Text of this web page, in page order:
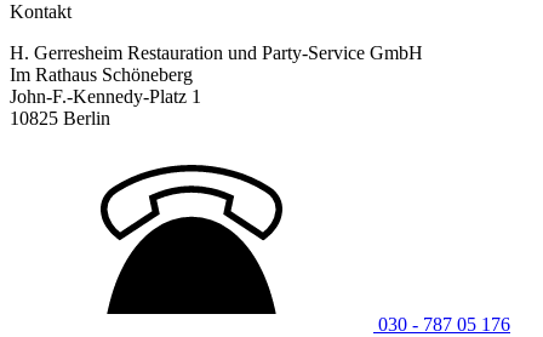
Kontakt
H. Gerresheim Restauration und Party-Service GmbH
Im Rathaus Schöneberg
John-F.-Kennedy-Platz 1
10825 Berlin
030 - 787 05 176